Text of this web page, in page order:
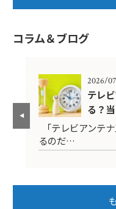
コラム＆ブログ
2026/
テレ
る？
「テレビアンテ
るのだ…